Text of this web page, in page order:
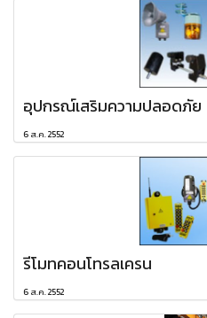
อุปกรณ์เสริมความปลอดภัย
6 ส.ค. 2552
รีโมทคอนโทรลเครน
6 ส.ค. 2552